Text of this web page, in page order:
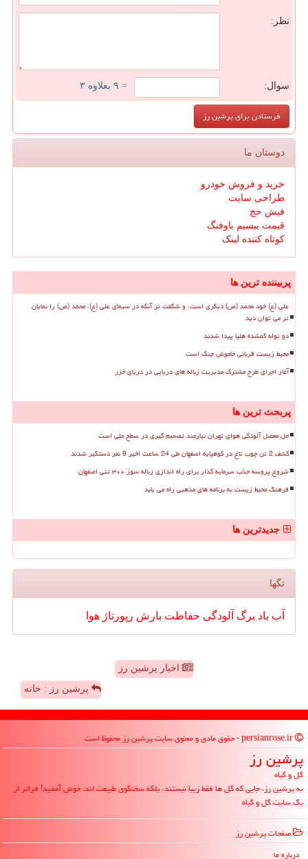
نظر:
سوال: = ۹ بعلاوه ۳
دوستان ما
خرید و فروش خودرو
طراحی سایت
فیش حج
قیمت بیسیم باوفنگ
کوتاه کننده لینک
پربیننده ترین ها
علی (ع) خود محمد (ص) دیگری است، و شگفت تر آنکه در سیمای علی (ع)، محمد (ص) را نمایان
تر می توان دید
دو توله گمشده هلیا پیدا شدند
محیط زیست قربانی خاموش جنگ است
آغاز اجرای طرح مشترک مدیریت زباله های دریایی در دریای خزر
پربحث ترین ها
حل معضل آلودگی هوای تهران نیازمند تصمیم گیری در سطح ملی است
کشف 2 تن چوب تاغ در کوهپایه اصفهان طی 24 ساعت اخیر 8 نفر دستگیر شدند
شروع پروسه جذب سرمایه گذار برای راه اندازی زباله سوز ۳۰۰ تنی اصفهان
فرهنگ محیط زیست به برنامه های مذهبی راه می یابد
جدیدترین ها
تگها
آب باد برگ آلودگی حفاظت بارش رپورتاژ هوا
اخبار پرشین رز
پرشین رز : خانه
پرشین رز
گل و گیاه
به پرشین رز، جایی که گل ها فقط زیبا نیستند، بلکه سخنگوی طبیعت اند، خوش آمدید! فراتر از
یک سایت گل و گیاه
صفحات پرشین رز
درباره ما